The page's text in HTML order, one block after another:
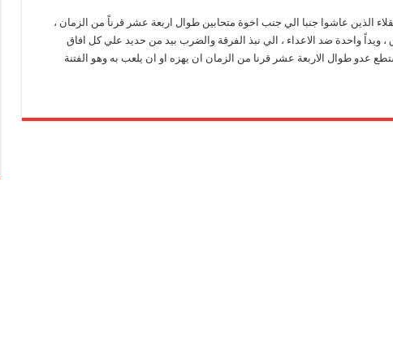
الذين عاشوا جنبا الي جنب اخوة متحابين طوال اربعة عشر قرناً من الزمان ،
واحدة ضد الاعداء ، الي نبذ الفرقة والضرب بيد من حديد علي كل افاق
عدو طوال الاربعة عشر قرنا من الزمان ان يهزه او ان يلعب به وهو الفتنة